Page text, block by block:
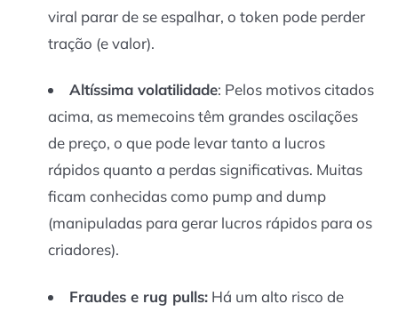
viral parar de se espalhar, o token pode perder
tração (e valor).
Altíssima volatilidade: Pelos motivos citados
acima, as memecoins têm grandes oscilações
de preço, o que pode levar tanto a lucros
rápidos quanto a perdas significativas. Muitas
ficam conhecidas como pump and dump
(manipuladas para gerar lucros rápidos para os
criadores).
Fraudes e rug pulls:Há um alto risco de